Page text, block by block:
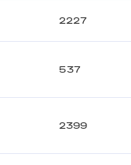
2227
537
2399